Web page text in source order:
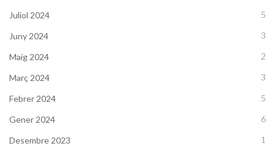
Juliol 2024 5
Juny 2024 3
Maig 2024 2
Març 2024 3
Febrer 2024 5
Gener 2024 6
Desembre 2023 1